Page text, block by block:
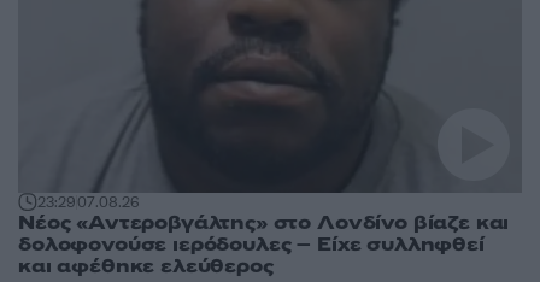
23:2907.08.26
Νέος «Αντεροβγάλτης» στο Λονδίνο βίαζε και
δολοφονούσε ιερόδουλες – Είχε συλληφθεί
και αφέθηκε ελεύθερος